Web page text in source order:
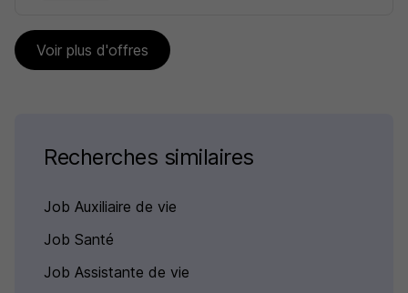
Voir plus d'offres
Recherches similaires
Job Auxiliaire de vie
Job Santé
Job Assistante de vie